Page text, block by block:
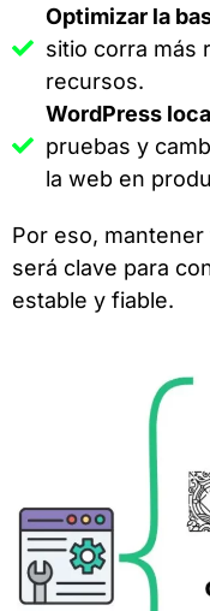
Optimizar la
sitio corra más
recursos.
WordPress
pruebas y
la web en
Por eso,
será clave para
estable y fiable.